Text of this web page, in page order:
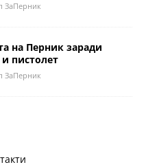
ЗаПерник
на Перник заради
пистолет
ЗаПерник